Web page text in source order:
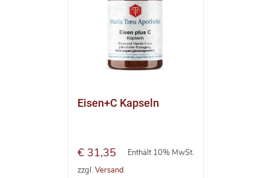
Eisen+C Kapseln
€31,35
Enthält 10% MwSt.
zzgl. Versand